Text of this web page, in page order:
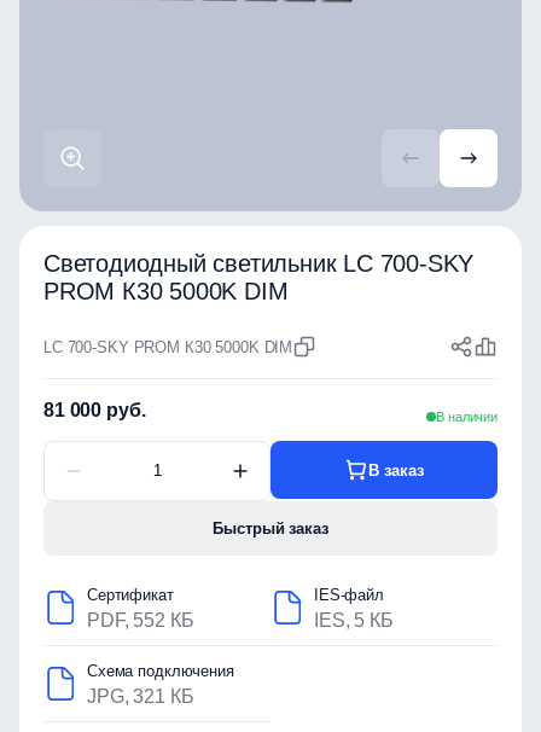
Светодиодный светильник LC 700-SKY
PROM К30 5000K DIM
LC 700-SKY PROM К30 5000K DIM
81 000 руб. В наличии
В заказ
Быстрый заказ
Сертификат
PDF, 552 КБ
IES-файл
IES, 5 КБ
Схема подключения
JPG, 321 КБ